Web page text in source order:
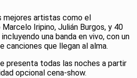
mejores artistas como el
Iripino, Julián Burgos, y 40
una banda en vivo, con un
canciones que llegan al alma.
presenta todas las noches a partir
opcional cena-show.